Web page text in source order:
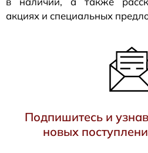
акциях и специальных
Подпишитесь и
новых